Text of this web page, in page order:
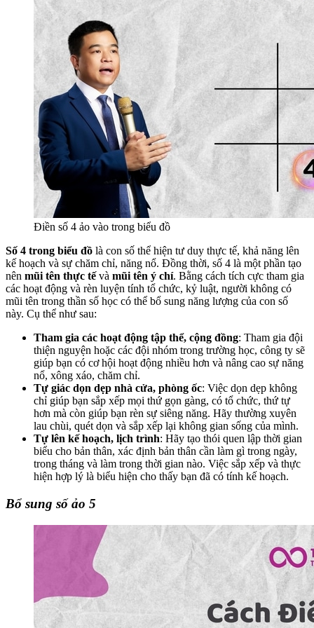
Điền số 4 ảo vào trong biểu đồ
Số 4 trong biểu đồ là con số thể hiện tư duy thực tế, khả năng lên
kế hoạch và sự chăm chỉ, năng nổ. Đồng thời, số 4 là một phần tạo
nên mũi tên thực tếvà mũi tên ý chí. Bằng cách tích cực tham gia
các hoạt động và rèn luyện tính tổ chức, kỷ luật, người không có
mũi tên trong thần số học có thể bổ sung năng lượng của con số
này. Cụ thể như sau:
Tham gia các hoạt động tập thể, cộng đồng: Tham gia đội
thiện nguyện hoặc các đội nhóm trong trường học, công ty sẽ
giúp bạn có cơ hội hoạt động nhiều hơn và nâng cao sự năng
nổ, xông xáo, chăm chỉ.
Tự giác dọn dẹp nhà cửa, phòng ốc: Việc dọn dẹp không
chỉ giúp bạn sắp xếp mọi thứ gọn gàng, có tổ chức, thứ tự
hơn mà còn giúp bạn rèn sự siêng năng. Hãy thường xuyên
lau chùi, quét dọn và sắp xếp lại không gian sống của mình.
Tự lên kế hoạch, lịch trình: Hãy tạo thói quen lập thời gian
biểu cho bản thân, xác định bản thân cần làm gì trong ngày,
trong tháng và làm trong thời gian nào. Việc sắp xếp và thực
hiện hợp lý là biểu hiện cho thấy bạn đã có tính kế hoạch.
Bổ sung số ảo 5